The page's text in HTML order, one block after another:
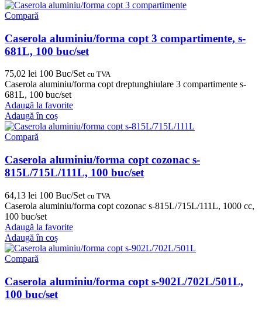
Compară
Caserola aluminiu/forma copt 3 compartimente, s-
681L, 100 buc/set
75,02 lei 100 Buc/Set cu TVA
Caserola aluminiu/forma copt dreptunghiulare 3 compartimente s-
681L, 100 buc/set
Adaugă la favorite
Adaugă în coș
Compară
Caserola aluminiu/forma copt cozonac s-
815L/715L/111L, 100 buc/set
64,13 lei 100 Buc/Set cu TVA
Caserola aluminiu/forma copt cozonac s-815L/715L/111L, 1000 cc,
100 buc/set
Adaugă la favorite
Adaugă în coș
Compară
Caserola aluminiu/forma copt s-902L/702L/501L,
100 buc/set